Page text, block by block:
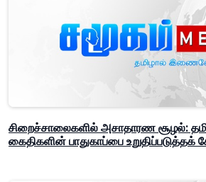
சிறைச்சாலைகளில் அசாதாரண சூழல்:
கைதிகளின் பாதுகாப்பை உறுதிப்படுத்தக்